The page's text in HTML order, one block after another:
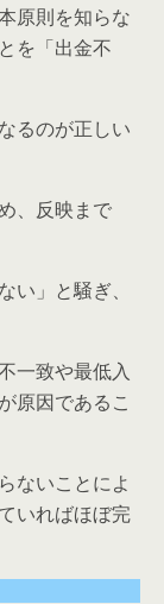
原則を知らな
を「出金不
るのが正しい
、反映まで
い」と騒ぎ、
一致や最低入
原因であるこ
ないことによ
いればほぼ完